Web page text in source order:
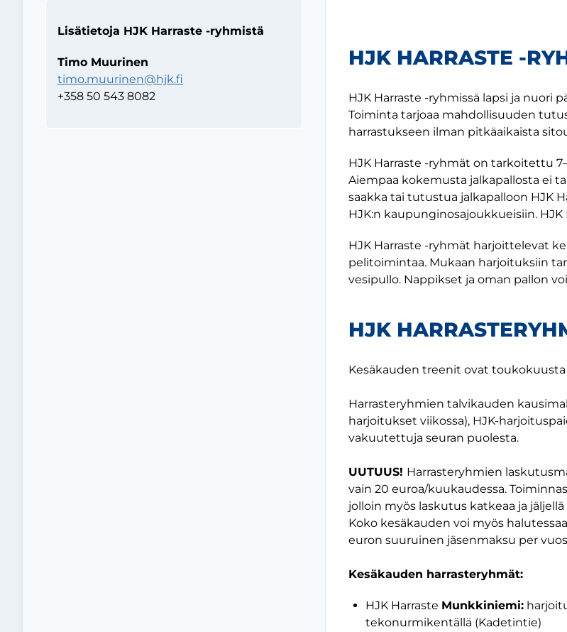
HJK HARRASTE -
HJK Harraste -ryhmissä lapsi ja nuori
Toiminta tarjoaa mahdollisuuden
harrastukseen ilman pitkäaikaista
HJK Harraste -ryhmät on tarkoitettu
Aiempaa kokemusta jalkapallosta ei
saakka tai tutustua jalkapalloon HJK
HJK:n kaupunginosajoukkueisiin.
HJK Harraste -ryhmät harjoittelevat
pelitoimintaa. Mukaan harjoituksiin
vesipullo. Nappikset ja oman pallon
HJK
Kesäkauden treenit ovat
Harrasteryhmien talvikauden
harjoitukset viikossa), HJK-
vakuutettuja seuran puolesta.
UUTUUS! Harrasteryhmien
vain 20 euroa/kuukaudessa.
jolloin myös laskutus katkeaa ja
Koko kesäkauden voi myös
euron suuruinen jäsenmaksu per
Kesäkauden harrasteryhmät:
HJK Harraste Munkkiniemi:
tekonurmikentällä (Kadetintie)
Lisätietoja HJK Harraste -ryhmistä
Timo Muurinen
timo.muurinen@hjk.fi
+358 50 543 8082